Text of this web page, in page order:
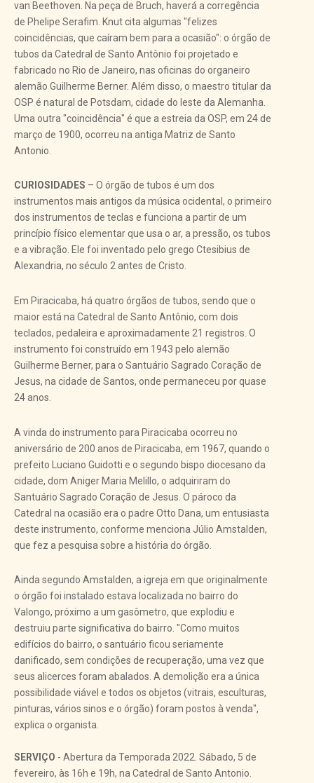
van Beethoven. Na peça de Bruch, haverá a corregência
de Phelipe Serafim. Knut cita algumas "felizes
coincidências, que caíram bem para a ocasião": o órgão de
tubos da Catedral de Santo Antônio foi projetado e
fabricado no Rio de Janeiro, nas oficinas do organeiro
alemão Guilherme Berner. Além disso, o maestro titular da
OSP é natural de Potsdam, cidade do leste da Alemanha.
Uma outra "coincidência" é que a estreia da OSP, em 24 de
março de 1900, ocorreu na antiga Matriz de Santo
Antonio.
CURIOSIDADES – O órgão de tubos é um dos
instrumentos mais antigos da música ocidental, o primeiro
dos instrumentos de teclas e funciona a partir de um
princípio físico elementar que usa o ar, a pressão, os tubos
e a vibração. Ele foi inventado pelo grego Ctesibius de
Alexandria, no século 2 antes de Cristo.
Em Piracicaba, há quatro órgãos de tubos, sendo que o
maior está na Catedral de Santo Antônio, com dois
teclados, pedaleira e aproximadamente 21 registros. O
instrumento foi construído em 1943 pelo alemão
Guilherme Berner, para o Santuário Sagrado Coração de
Jesus, na cidade de Santos, onde permaneceu por quase
24 anos.
A vinda do instrumento para Piracicaba ocorreu no
aniversário de 200 anos de Piracicaba, em 1967, quando o
prefeito Luciano Guidotti e o segundo bispo diocesano da
cidade, dom Aniger Maria Melillo, o adquiriram do
Santuário Sagrado Coração de Jesus. O pároco da
Catedral na ocasião era o padre Otto Dana, um entusiasta
deste instrumento, conforme menciona Júlio Amstalden,
que fez a pesquisa sobre a história do órgão.
Ainda segundo Amstalden, a igreja em que originalmente
o órgão foi instalado estava localizada no bairro do
Valongo, próximo a um gasômetro, que explodiu e
destruiu parte significativa do bairro. "Como muitos
edifícios do bairro, o santuário ficou seriamente
danificado, sem condições de recuperação, uma vez que
seus alicerces foram abalados. A demolição era a única
possibilidade viável e todos os objetos (vitrais, esculturas,
pinturas, vários sinos e o órgão) foram postos à venda",
explica o organista.
SERVIÇO - Abertura da Temporada 2022. Sábado, 5 de
fevereiro, às 16h e 19h, na Catedral de Santo Antonio.